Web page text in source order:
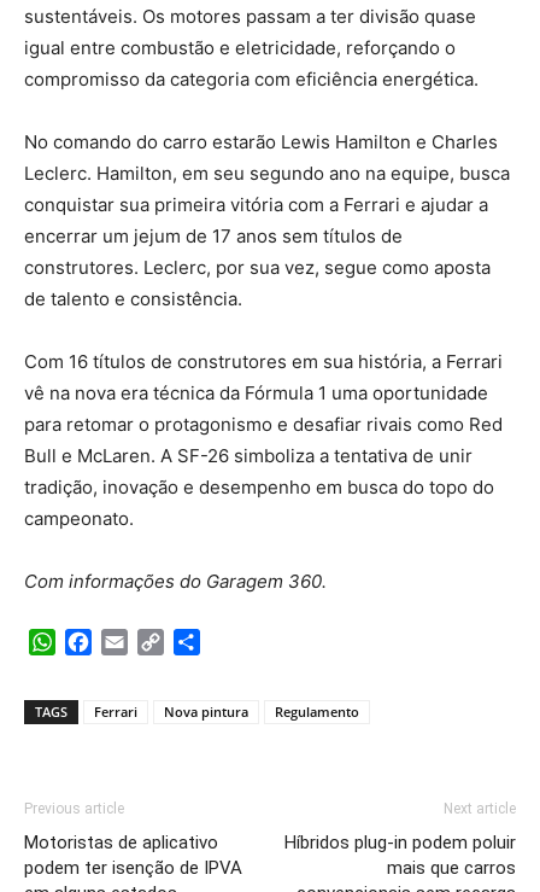
sustentáveis. Os motores passam a ter divisão quase
igual entre combustão e eletricidade, reforçando o
compromisso da categoria com eficiência energética.
No comando do carro estarão Lewis Hamilton e Charles
Leclerc. Hamilton, em seu segundo ano na equipe, busca
conquistar sua primeira vitória com a Ferrari e ajudar a
encerrar um jejum de 17 anos sem títulos de
construtores. Leclerc, por sua vez, segue como aposta
de talento e consistência.
Com 16 títulos de construtores em sua história, a Ferrari
vê na nova era técnica da Fórmula 1 uma oportunidade
para retomar o protagonismo e desafiar rivais como Red
Bull e McLaren. A SF-26 simboliza a tentativa de unir
tradição, inovação e desempenho em busca do topo do
campeonato.
Com informações do Garagem 360.
WhatsApp
Facebook
Email Copy
TAGS Ferrari Nova pintura Regulamento
Previous article
Motoristas de aplicativo
podem ter isenção de IPVA
Next article
Híbridos plug-in podem poluir
mais que carros